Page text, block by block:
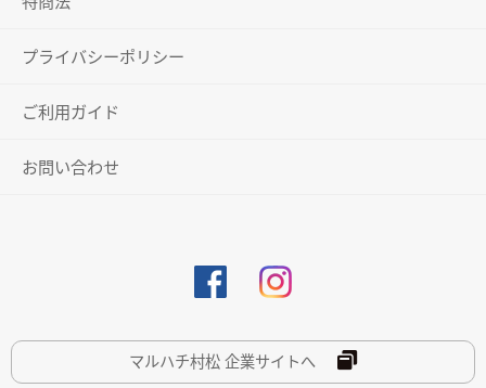
プライバシーポリシー
ご利用ガイド
お問い合わせ
マルハチ村松 企業サイトへ